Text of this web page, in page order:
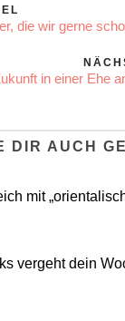
die wir gerne
in einer Ehe
DIR AUCH
mit
vergeht dein